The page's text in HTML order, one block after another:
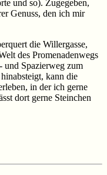
und so). Zugegeben,
Genuss, den ich mir
die Willergasse,
des Promenadenwegs
und Spazierweg zum
kann die
in der ich gerne
dort gerne Steinchen